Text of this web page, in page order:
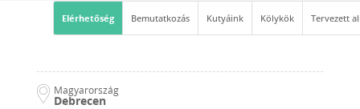
Elérhetőség Bemutatkozás Kutyáink Kölykök Tervezett
Magyarország
Debrecen